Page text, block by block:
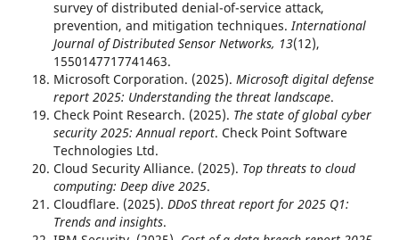
survey of distributed denial-of-service attack,
prevention, and mitigation techniques.International
Journal of Distributed Sensor Networks, 13(12),
1550147717741463.
Microsoft Corporation. (2025). Microsoft digital defense
report 2025: Understanding the threat landscape.
Check Point Research. (2025). The state of global cyber
security 2025: Annual report. Check Point Software
Technologies Ltd.
Cloud Security Alliance. (2025). Top threats to cloud
computing: Deep dive 2025.
Cloudflare. (2025). DDoS threat report for 2025 Q1:
Trends and insights.